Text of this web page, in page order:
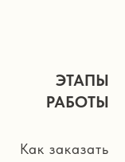
ЭТАПЫ
РАБОТЫ
Как заказать